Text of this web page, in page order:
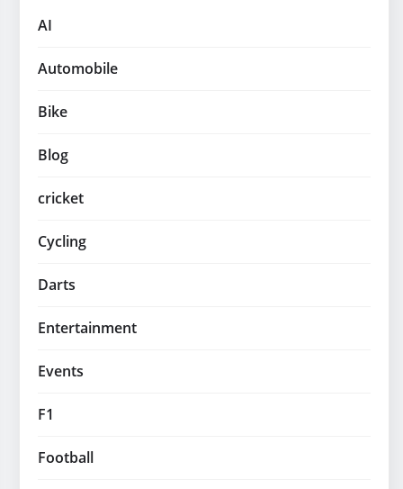
AI
Automobile
Bike
Blog
cricket
Cycling
Darts
Entertainment
Events
F1
Football